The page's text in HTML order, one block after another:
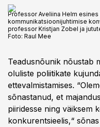
Professor Aveliina Helm esines
kommunikatsioonijuhtimise
professor Kristjan Zobel ja
Foto: Raul Mee
Teadusnõunik nõustab
oluliste poliitikate
ettevalmistamises.
sõnastanud, et
piiridesse ning väiksem
konkurentsieelis,“